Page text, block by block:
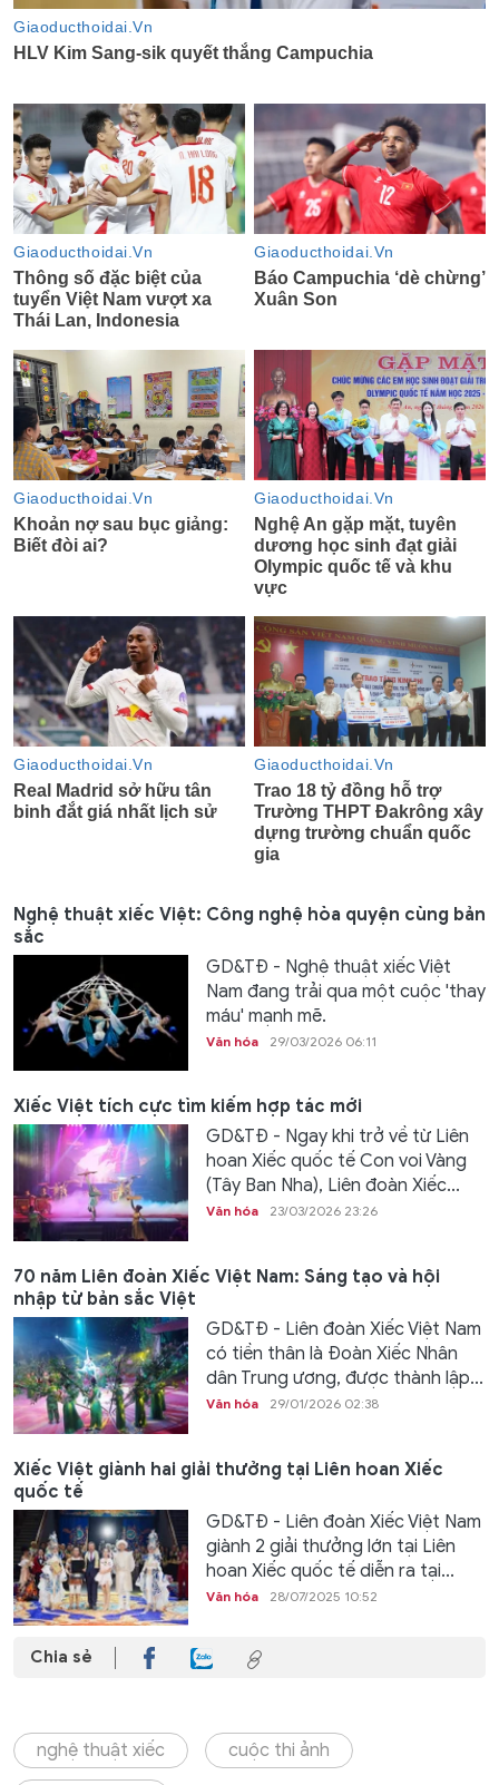
Nghệ thuật xiếc Việt: Công nghệ hòa quyện cùng bản
sắc
GD&TĐ - Nghệ thuật xiếc Việt
Nam đang trải qua một cuộc 'thay
máu' mạnh mẽ.
Văn hóa 29/03/2026 06:11
Xiếc Việt tích cực tìm kiếm hợp tác mới
GD&TĐ - Ngay khi trở về từ Liên
hoan Xiếc quốc tế Con voi Vàng
(Tây Ban Nha), Liên đoàn Xiếc...
Văn hóa 23/03/2026 23:26
70 năm Liên đoàn Xiếc Việt Nam: Sáng tạo và hội
nhập từ bản sắc Việt
GD&TĐ - Liên đoàn Xiếc Việt Nam
có tiền thân là Đoàn Xiếc Nhân
dân Trung ương, được thành lập...
Văn hóa 29/01/2026 02:38
Xiếc Việt giành hai giải thưởng tại Liên hoan Xiếc
quốc tế
GD&TĐ - Liên đoàn Xiếc Việt Nam
giành 2 giải thưởng lớn tại Liên
hoan Xiếc quốc tế diễn ra tại...
Văn hóa 28/07/2025 10:52
Chia sẻ
nghệ thuật xiếc cuộc thi ảnh